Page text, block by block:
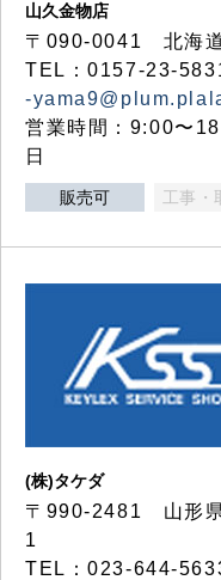
山久金物店
〒090-0041 北海
TEL：0157-23-
-
営業時間：9:00〜
日
販売可 工事・
(株)タケダ
〒990-2481 山形
1
TEL：023-644-